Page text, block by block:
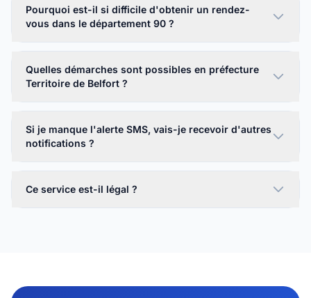
Pourquoi est-il si difficile d'obtenir un rendez-
vous dans le département 90 ?
Quelles démarches sont possibles en préfecture
Territoire de Belfort ?
Si je manque l'alerte SMS, vais-je recevoir d'autres
notifications ?
Ce service est-il légal ?